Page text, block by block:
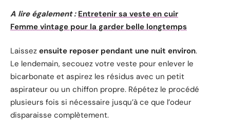
A lire également : Entretenir sa veste en cuir
Femme vintage pour la garder belle longtemps
Laissez ensuite reposer pendant une nuit environ.
Le lendemain, secouez votre veste pour enlever le
bicarbonate et aspirez les résidus avec un petit
aspirateur ou un chiffon propre. Répétez le procédé
plusieurs fois si nécessaire jusqu’à ce que l’odeur
disparaisse complètement.